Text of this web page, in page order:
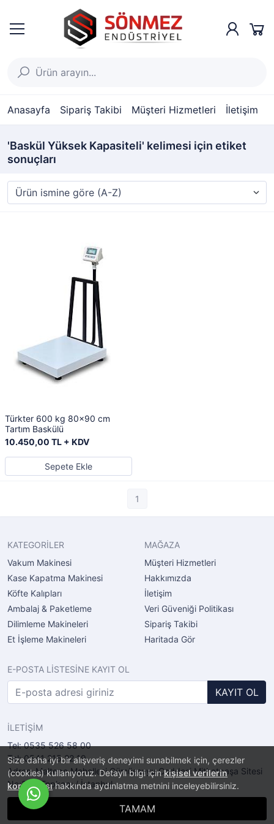
Anasayfa Sipariş Takibi Müşteri Hizmetleri İletişim
Size daha iyi bir alışveriş deneyimi sunabilmek için, çerezler
(cookies) kullanıyoruz. Detaylı bilgi içinkişisel verilerin
korunmasıhakkında aydınlatma metnini inceleyebilirsiniz.
TAMAM
'Baskül Yüksek Kapasiteli' kelimesi için etiket
sonuçları
Türkter 600 kg 80x90 cm
Tartım Baskülü
10.450,00 TL + KDV
Sepete Ekle
1
KATEGORİLER
Vakum Makinesi
Kase Kapatma Makinesi
Köfte Kalıpları
Ambalaj & Paketleme
Dilimleme Makineleri
Et İşleme Makineleri
MAĞAZA
Müşteri Hizmetleri
Hakkımızda
İletişim
Veri Güveniği Politikası
Sipariş Takibi
Haritada Gör
E-POSTA LİSTESİNE KAYIT OL
KAYIT OL
İLETİŞİM
Tel: 0535 526 58 00
Tel: 0541 215 22 19
Adres: Maltepe Mahellesi Gümüşsuyu Caddesi Mithatpaşa Sitesi
No:2/11 Topkapı / İstanbul
E-Ticaret Sistemi